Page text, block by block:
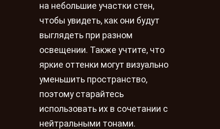
на небольшие участки стен,
чтобы увидеть, как они будут
выглядеть при разном
освещении. Также учтите, что
яркие оттенки могут визуально
уменьшить пространство,
поэтому старайтесь
использовать их в сочетании с
нейтральными тонами.